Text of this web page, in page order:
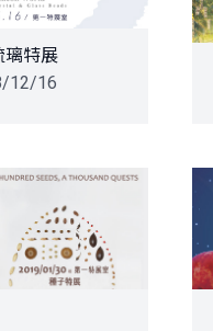
璃特展
12/16